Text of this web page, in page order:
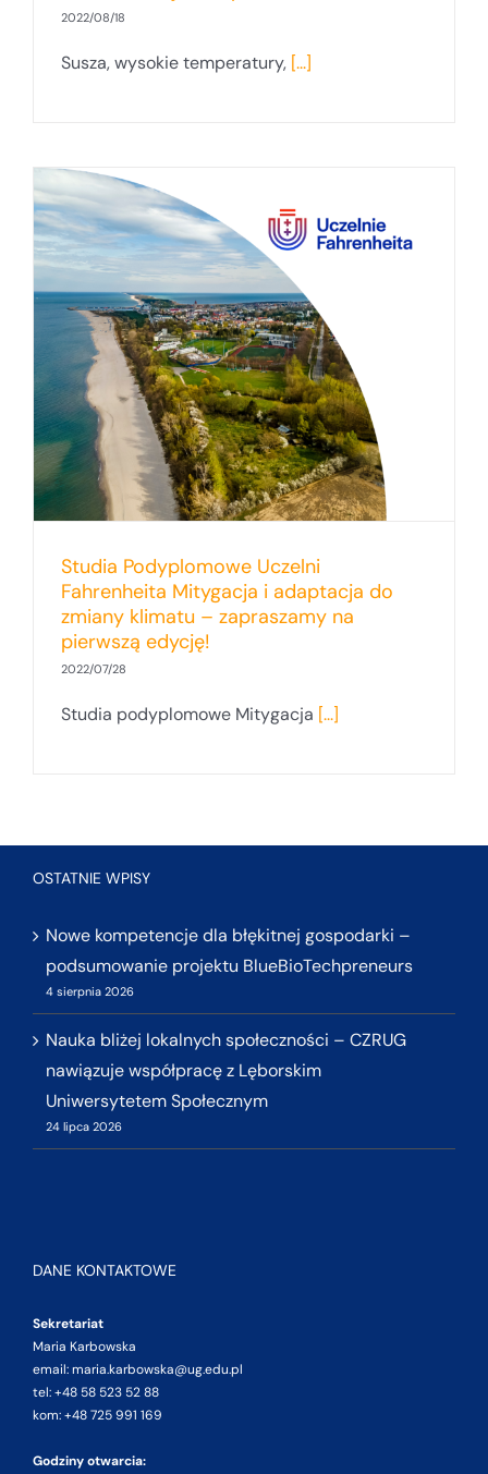
2022/08/18
Susza, wysokie temperatury, [...]
Studia Podyplomowe Uczelni
Fahrenheita Mitygacja i adaptacja do
zmiany klimatu – zapraszamy na
pierwszą edycję!
2022/07/28
Studia podyplomowe Mitygacja [...]
OSTATNIE WPISY
Nowe kompetencje dla błękitnej gospodarki –
podsumowanie projektu BlueBioTechpreneurs
4 sierpnia 2026
Nauka bliżej lokalnych społeczności – CZRUG
nawiązuje współpracę z Lęborskim
Uniwersytetem Społecznym
24 lipca 2026
DANE KONTAKTOWE
Sekretariat
Maria Karbowska
email: maria.karbowska@ug.edu.pl
tel: +48 58 523 52 88
kom: +48 725 991 169
Godziny otwarcia: